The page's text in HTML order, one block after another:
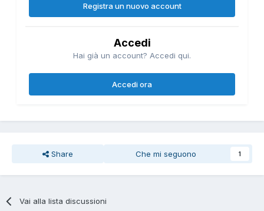
Registra un nuovo account
Accedi
Hai già un account? Accedi qui.
Accedi ora
Share Che mi seguono 1
Vai alla lista discussioni